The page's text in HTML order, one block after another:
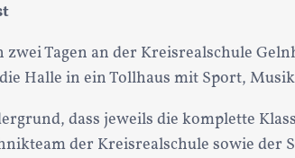
zwei Tagen an der Kreisrealschule
Halle in ein Tollhaus mit Sport,
dass jeweils die komplette
der Kreisrealschule sowie